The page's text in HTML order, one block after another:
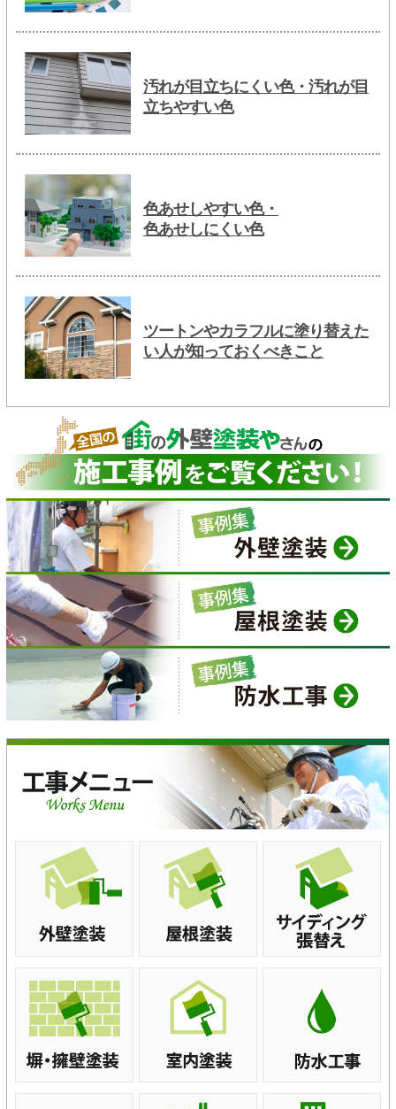
汚れが目立ちにくい色・汚れが目
立ちやすい色
色あせしやすい色・
色あせしにくい色
ツートンやカラフルに塗り替えた
い人が知っておくべきこと